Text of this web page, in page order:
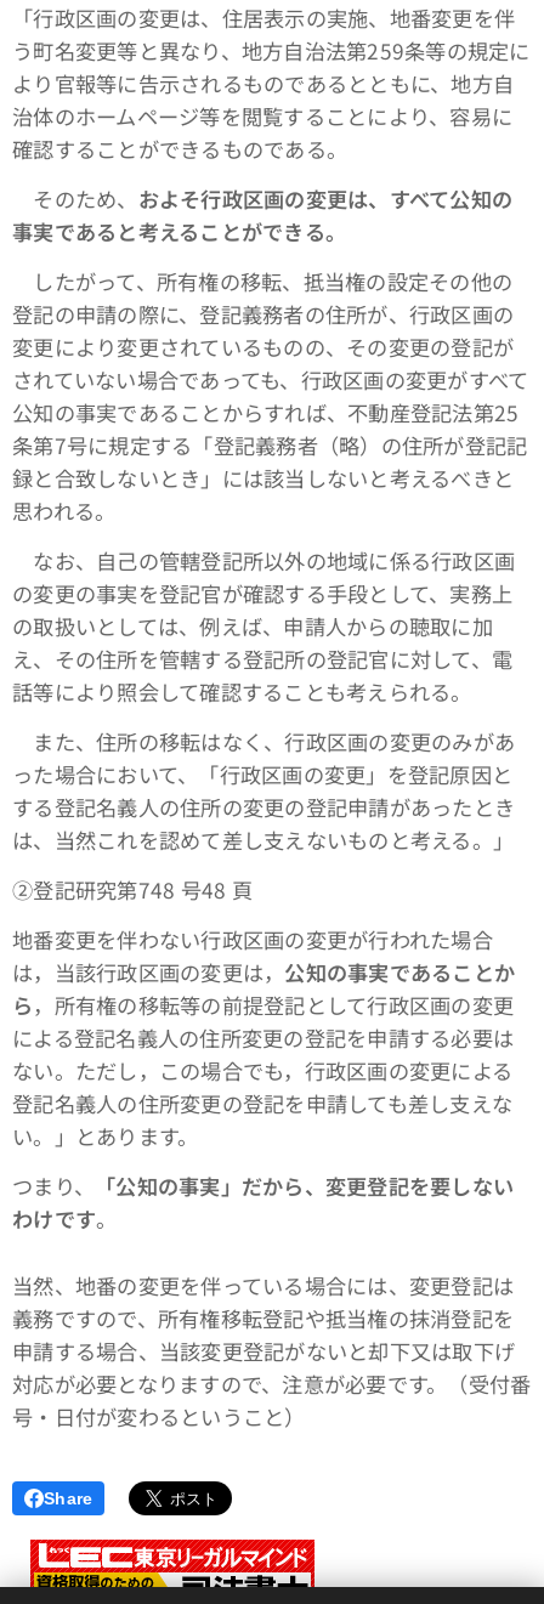
「行政区画の変更は、住居表示の実施、地番変更を伴
う町名変更等と異なり、地方自治法第259条等の規定に
より官報等に告示されるものであるとともに、地方自
治体のホームページ等を閲覧することにより、容易に
確認することができるものである。
そのため、 およそ行政区画の変更は、すべて公知の
事実であると考えることができる。
したがって、所有権の移転、抵当権の設定その他の
登記の申請の際に、登記義務者の住所が、行政区画の
変更により変更されているものの、その変更の登記が
されていない場合であっても、行政区画の変更がすべて
公知の事実であることからすれば、不動産登記法第25
条第7号に規定する「登記義務者（略）の住所が登記記
録と合致しないとき」には該当しないと考えるべきと
思われる。
なお、自己の管轄登記所以外の地域に係る行政区画
の変更の事実を登記官が確認する手段として、実務上
の取扱いとしては、例えば、申請人からの聴取に加
え、その住所を管轄する登記所の登記官に対して、電
話等により照会して確認することも考えられる。
また、住所の移転はなく、行政区画の変更のみがあ
った場合において、「行政区画の変更」を登記原因と
する登記名義人の住所の変更の登記申請があったとき
は、当然これを認めて差し支えないものと考える。」
➁登記研究第748 号48 頁
地番変更を伴わない行政区画の変更が行われた場合
は，当該行政区画の変更は， 公知の事実であることか
ら ，所有権の移転等の前提登記として行政区画の変更
による登記名義人の住所変更の登記を申請する必要は
ない。ただし，この場合でも，行政区画の変更による
登記名義人の住所変更の登記を申請しても差し支えな
い。」とあります。
つまり、
「公知の事実」だから、変更登記を要しない
わけです。
当然、地番の変更を伴っている場合には、変更登記は
義務ですので、所有権移転登記や抵当権の抹消登記を
申請する場合、当該変更登記がないと却下又は取下げ
対応が必要となりますので、注意が必要です。（受付番
号・日付が変わるということ）
Share